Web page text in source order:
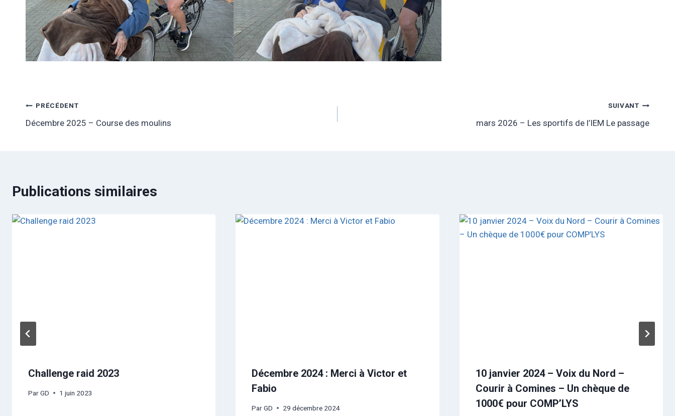
Navigation
de
PRÉCÉDENT
Décembre 2025 – Course des moulins
SUIVANT
mars 2026 – Les sportifs de l’IEM Le passage
Publications similaires
Challenge raid 2023
ParGD 1 juin 2023
Décembre 2024 : Merci à Victor et
Fabio
Par GD 29 décembre 2024
10 janvier 2024 – Voix du Nord –
Courir à Comines – Un chèque de
1000€ pour COMP’LYS